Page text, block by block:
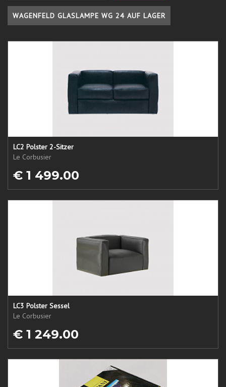
WAGENFELD GLASLAMPE WG 24 AUF LAGER
LC2 Polster 2-Sitzer
Le Corbusier
€ 1 499.00
LC3 Polster Sessel
Le Corbusier
€ 1 249.00